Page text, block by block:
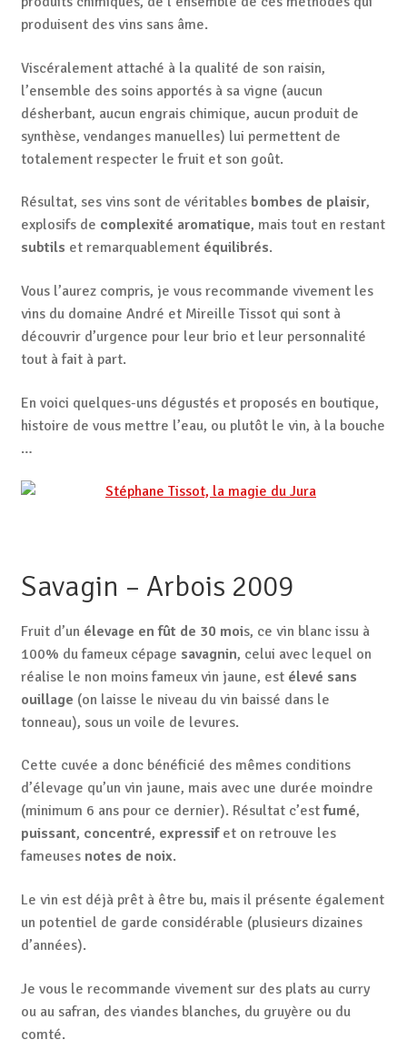
produisent des vins sans âme.
Viscéralement attaché à la qualité de son raisin,
l’ensemble des soins apportés à sa vigne (aucun
désherbant, aucun engrais chimique, aucun produit de
synthèse, vendanges manuelles) lui permettent de
totalement respecter le fruit et son goût.
Résultat, ses vins sont de véritables bombes de plaisir,
explosifs de complexité aromatique, mais tout en restant
subtils et remarquablement équilibrés.
Vous l’aurez compris, je vous recommande vivement les
vins du domaine André et Mireille Tissot qui sont à
découvrir d’urgence pour leur brio et leur personnalité
tout à fait à part.
En voici quelques-uns dégustés et proposés en boutique,
histoire de vous mettre l’eau, ou plutôt le vin, à la bouche
…
Savagin – Arbois 2009
Fruit d’un élevage en fût de 30 mois, ce vin blanc issu à
100% du fameux cépage savagnin, celui avec lequel on
réalise le non moins fameux vin jaune, est élevé sans
ouillage (on laisse le niveau du vin baissé dans le
tonneau), sous un voile de levures.
Cette cuvée a donc bénéficié des mêmes conditions
d’élevage qu’un vin jaune, mais avec une durée moindre
(minimum 6 ans pour ce dernier). Résultat c’estfumé,
puissant, concentré, expressifet on retrouve les
fameuses notes de noix.
Le vin est déjà prêt à être bu, mais il présente également
un potentiel de garde considérable (plusieurs dizaines
d’années).
Je vous le recommande vivement sur des plats au curry
ou au safran, des viandes blanches, du gruyère ou du
comté.